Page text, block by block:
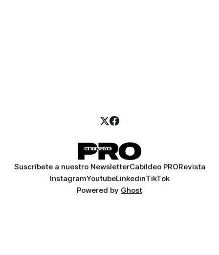
Suscríbete a nuestro NewsletterCabildeo PRORevista
InstagramYoutubeLinkedinTikTok
Powered by Ghost